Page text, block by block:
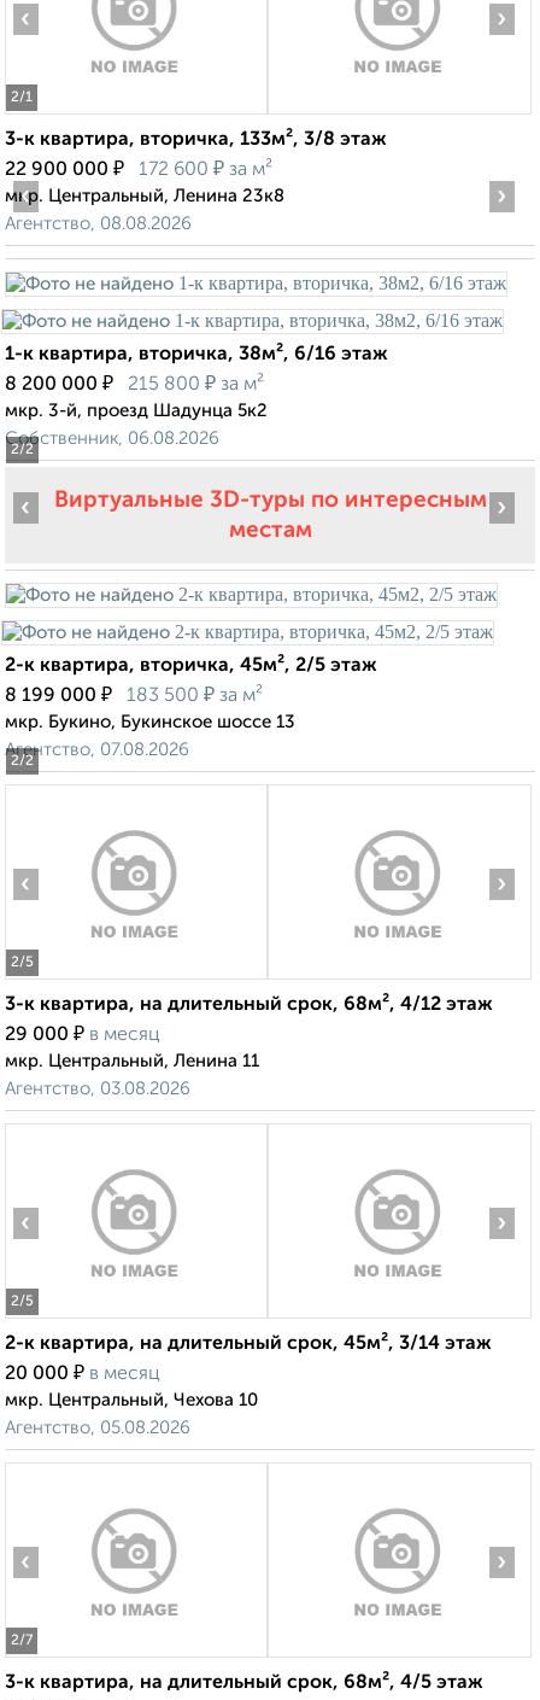
2/1
‹ ›
3-к квартира, вторичка, 133м², 3/8 этаж
22 900 000 ₽ 172 600 ₽ за м²
мкр. Центральный, Ленина 23к8
Агентство, 08.08.2026
2/2
‹ ›
1-к квартира, вторичка, 38м², 6/16 этаж
8 200 000 ₽ 215 800 ₽ за м²
мкр. 3-й, проезд Шадунца 5к2
Собственник, 06.08.2026
Виртуальные 3D-туры по интересным
местам
2/2
‹ ›
2-к квартира, вторичка, 45м², 2/5 этаж
8 199 000 ₽ 183 500 ₽ за м²
мкр. Букино, Букинское шоссе 13
Агентство, 07.08.2026
2/5
‹ ›
3-к квартира, на длительный срок, 68м², 4/12 этаж
29 000 ₽ в месяц
мкр. Центральный, Ленина 11
Агентство, 03.08.2026
2/5
‹ ›
2-к квартира, на длительный срок, 45м², 3/14 этаж
20 000 ₽ в месяц
мкр. Центральный, Чехова 10
Агентство, 05.08.2026
2/7
‹ ›
3-к квартира, на длительный срок, 68м², 4/5 этаж